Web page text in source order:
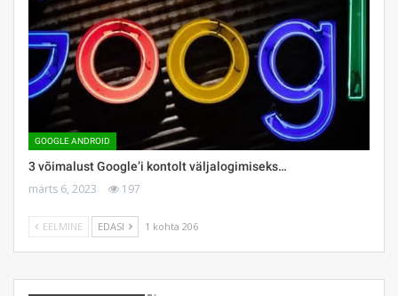
GOOGLE ANDROID
3 võimalust Google’i kontolt väljalogimiseks…
märts 6, 2023 197
EELMINE EDASI 1 kohta 206